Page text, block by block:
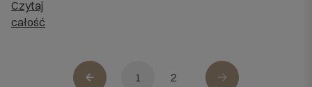
kluczowe jest dobranie odpowiednich rozmiarów.
czytaj
całość
1 2